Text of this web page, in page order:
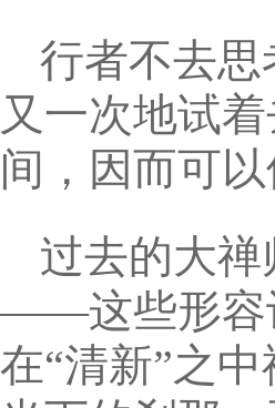
行者不去
又一次地试
间，因而可
过去的大
——这些形容
在“清新”之